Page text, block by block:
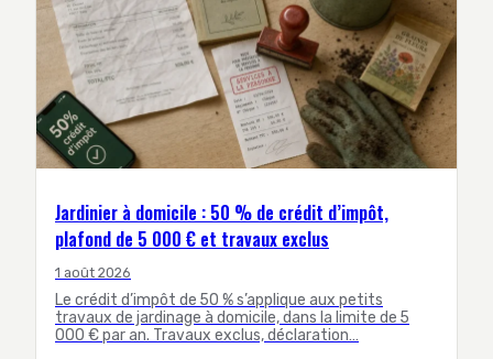
Jardinier à domicile : 50 % de crédit d’impôt,
plafond de 5 000 € et travaux exclus
1 août 2026
Le crédit d’impôt de 50 % s’applique aux petits
travaux de jardinage à domicile, dans la limite de 5
000 € par an. Travaux exclus, déclaration…